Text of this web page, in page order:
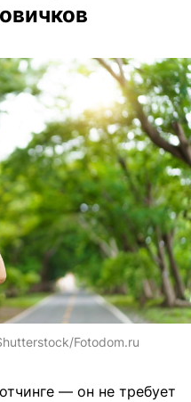
Fotodom.ru
— он не требует